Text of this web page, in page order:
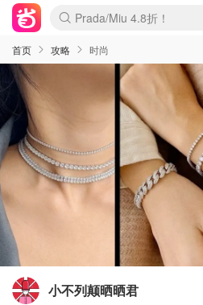
麦卢卡蜂蜜夏促！个位数！
Prada/Miu 4.8折！
啥？必胜客披萨5折！
首页 攻略 时尚
小不列颠晒晒君